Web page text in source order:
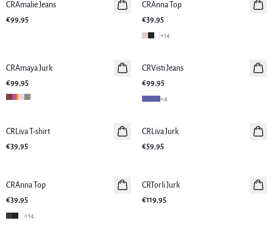
Nieuws
CRAmalie Jeans
€99,95
Nieuws
CRAnna Top
€39,95
+14
Nieuws
CRAmaya Jurk
€99,95
CRVisti Jeans
€99,95
+4
Nieuws
CRLiva T-shirt
€39,95
Nieuws
CRLiva Jurk
€59,95
Nieuws
CRAnna Top
€39,95
+14
Nieuws
CRTorli Jurk
€119,95